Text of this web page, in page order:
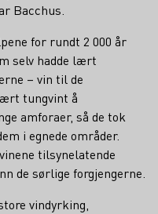
Bacchus.
for rundt 2 000 år
selv hadde lært
– vin til de
tungvint å
amforaer, så de tok
i egnede områder.
tilsynelatende
de sørlige forgjengerne.
vindyrking,